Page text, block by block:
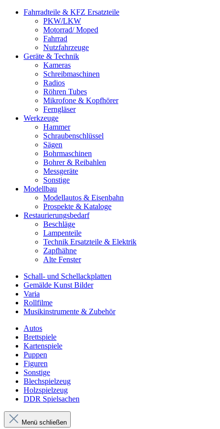
Fahrradteile & KFZ Ersatzteile
PKW/LKW
Motorrad/ Moped
Fahrrad
Nutzfahrzeuge
Geräte & Technik
Kameras
Schreibmaschinen
Radios
Röhren Tubes
Mikrofone & Kopfhörer
Ferngläser
Werkzeuge
Hammer
Schraubenschlüssel
Sägen
Bohrmaschinen
Bohrer & Reibahlen
Messgeräte
Sonstige
Modellbau
Modellautos & Eisenbahn
Prospekte & Kataloge
Restaurierungsbedarf
Beschläge
Lampenteile
Technik Ersatzteile & Elektrik
Zapfhähne
Alte Fenster
Schall- und Schellackplatten
Gemälde Kunst Bilder
Varia
Rollfilme
Musikinstrumente & Zubehör
Autos
Brettspiele
Kartenspiele
Puppen
Figuren
Sonstige
Blechspielzeug
Holzspielzeug
DDR Spielsachen
Menü schließen